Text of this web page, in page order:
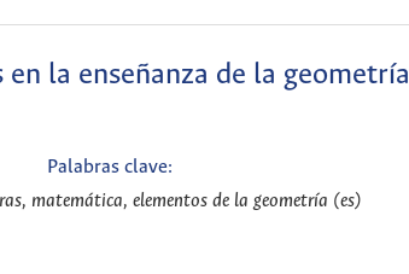
en la enseñanza de la geometría
Palabras clave:
matemática, elementos de la geometría (es)